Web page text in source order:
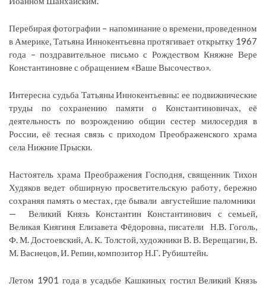
Перебирая фотографии – напоминание о времени, проведенном
в Америке, Татьяна Иннокентьевна протягивает открытку 1967
года – поздравительное письмо с Рождеством Княжне Вере
Константиновне с обращением «Ваше Высочество».
Интересна судьба Татьяны Иннокентьевны: ее подвижнические
труды по сохранению памяти о Константиновичах, её
деятельность по возрождению общин сестер милосердия в
России, её тесная связь с приходом Преображенского храма
села Нижние Прыски.
Настоятель храма Преображения Господня, священник Тихон
Худяков ведет обширную просветительскую работу, бережно
сохраняя память о местах, где бывали августейшие паломники
— Великий Князь Константин Константинович с семьей,
Великая Княгиня Елизавета Фёдоровна, писатели Н.В. Гоголь,
Ф. М. Достоевский, А. К. Толстой, художники В. В. Верещагин, В.
М. Васнецов, И. Репин, композитор Н.Г. Рубиштейн.
Летом 1901 года в усадьбе Кашкиных гостил Великий Князь